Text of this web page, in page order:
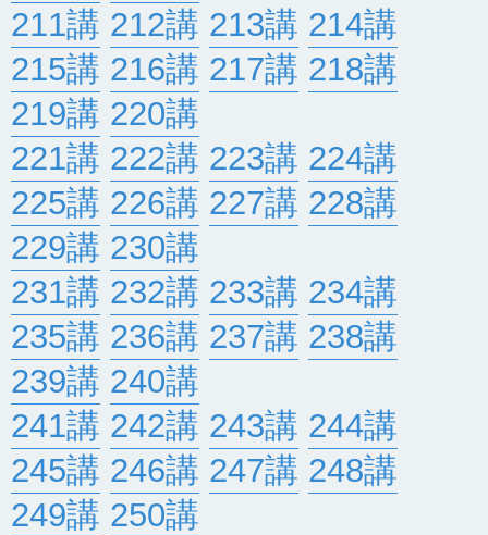
211講 212講 213講 214講
215講 216講 217講 218講
219講 220講
221講 222講 223講 224講
225講 226講 227講 228講
229講 230講
231講 232講 233講 234講
235講 236講 237講 238講
239講 240講
241講 242講 243講 244講
245講 246講 247講 248講
249講 250講